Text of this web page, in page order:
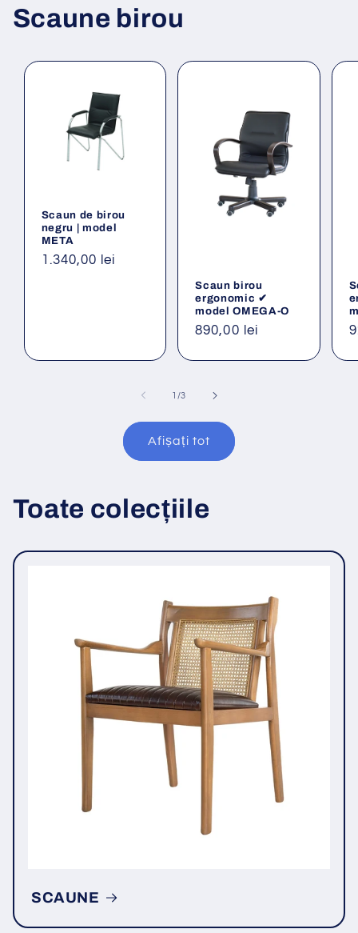
Scaune birou
Scaun de birou
negru | model
META
Preț
1.340,00 lei
Scaun birou
ergonomic ✔
model OMEGA-O
Preț
890,00 lei
1 /din
3
Afișați tot
Toate colecțiile
SCAUNE